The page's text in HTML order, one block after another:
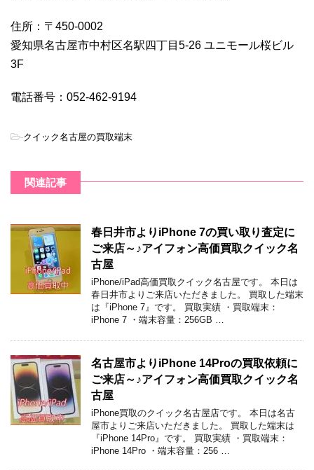
住所：〒450-0002
愛知県名古屋市中村区名駅四丁目5-26 ユニモール桜ビル
3F
電話番号：052-462-9194
-クイック名古屋の買取端末
関連記事
春日井市よりiPhone 7の買い取り査定に
ご来店～♪アイフォン高価買取クイック名
古屋
iPhone/iPad高価買取クイック名古屋です。 本日は
春日井市よりご来店いただきました。 買取した端末
は『iPhone 7』です。 買取実績 ・買取端末：
iPhone 7 ・端末容量：256GB …
名古屋市よりiPhone 14Proの買取依頼に
ご来店～♪アイフォン高価買取クイック名
古屋
iPhone買取のクイック名古屋店です。 本日は名古
屋市よりご来店いただきました。 買取した端末は
『iPhone 14Pro』です。 買取実績 ・買取端末：
iPhone 14Pro ・端末容量：256 …